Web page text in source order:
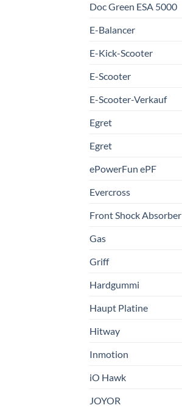
Doc Green ESA 5000
E-Balancer
E-Kick-Scooter
E-Scooter
E-Scooter-Verkauf
Egret
Egret
ePowerFun ePF
Evercross
Front Shock Absorber
Gas
Griff
Hardgummi
Haupt Platine
Hitway
Inmotion
iO Hawk
JOYOR